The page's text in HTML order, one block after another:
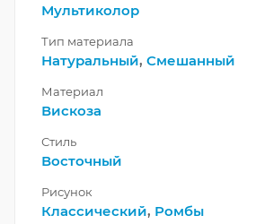
Мультиколор
Тип материала
Натуральный, Смешанный
Материал
Вискоза
Стиль
Восточный
Рисунок
Классический, Ромбы